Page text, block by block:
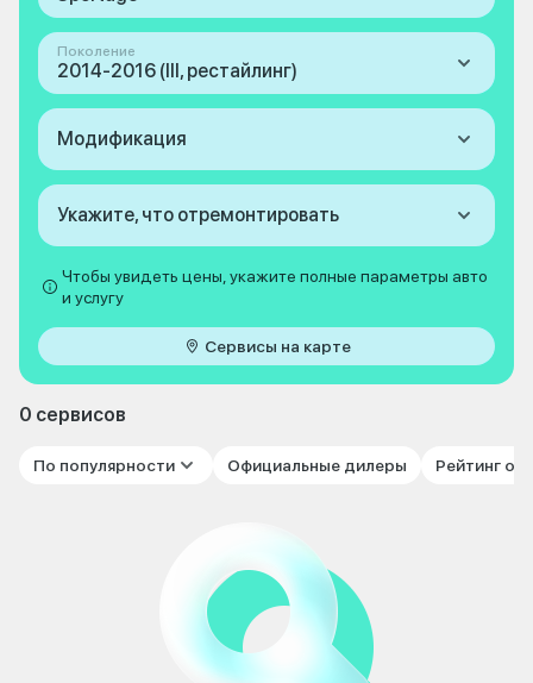
Поколение
2014-2016 (III, рестайлинг)
Модификация
Укажите, что отремонтировать
Чтобы увидеть цены, укажите полные параметры авто
и услугу
Сервисы на карте
0 сервисов
По популярности Официальные дилеры Рейтинг